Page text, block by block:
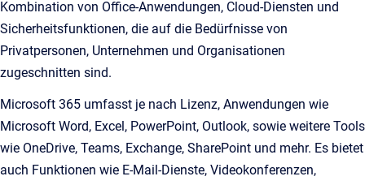
Kombination von Office-Anwendungen, Cloud-Diensten und
Sicherheitsfunktionen, die auf die Bedürfnisse von
Privatpersonen, Unternehmen und Organisationen
zugeschnitten sind.
Microsoft 365 umfasst je nach Lizenz, Anwendungen wie
Microsoft Word, Excel, PowerPoint, Outlook, sowie weitere Tools
wie OneDrive, Teams, Exchange, SharePoint und mehr. Es bietet
auch Funktionen wie E-Mail-Dienste, Videokonferenzen,